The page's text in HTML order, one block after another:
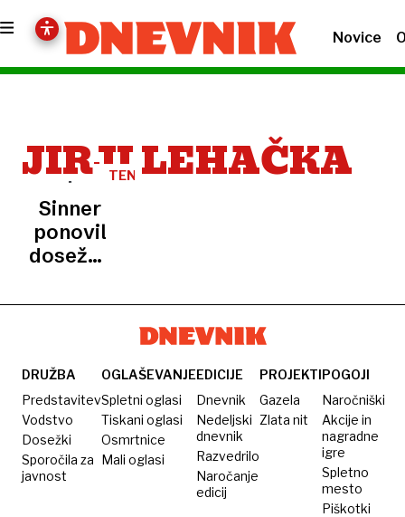
Novice
JIRJI LEHAČKA
TENIS
Sinner
ponovil
dosežek
DRUŽBA
Predstavitev
Vodstvo
Dosežki
Sporočila za
javnost
OGLAŠEVANJE
Spletni oglasi
Tiskani oglasi
Osmrtnice
Mali oglasi
EDICIJE
Dnevnik
Nedeljski
dnevnik
Razvedrilo
Naročanje
edicij
PROJEKTI
Gazela
Zlata nit
POGOJI
Naročniški
Akcije in
nagradne
igre
Spletno
mesto
Piškotki